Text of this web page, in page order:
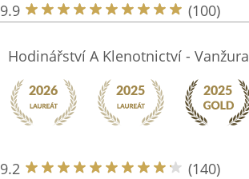
9.9 (100)
Hodinářství A Klenotnictví - Vanžura
9.2 (140)